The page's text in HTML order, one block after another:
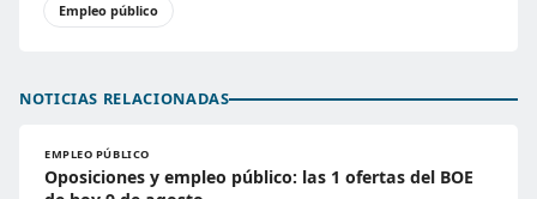
Empleo público
NOTICIAS RELACIONADAS
EMPLEO PÚBLICO
Oposiciones y empleo público: las 1 ofertas del BOE